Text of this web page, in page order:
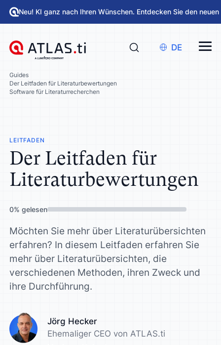
Neu! KI ganz nach Ihren Wünschen. Entdecken Sie den
DE
Guides
Der Leitfaden für Literaturbewertungen
Software für Literaturrecherchen
LEITFADEN
Der Leitfaden für
Literaturbewertungen
0%gelesen
Möchten Sie mehr über Literaturübersichten
erfahren? In diesem Leitfaden erfahren Sie
mehr über Literaturübersichten, die
verschiedenen Methoden, ihren Zweck und
ihre Durchführung.
Jörg Hecker
Ehemaliger CEO von ATLAS.ti